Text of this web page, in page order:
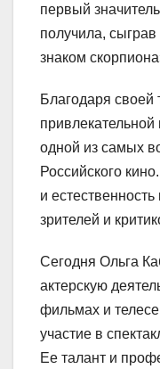
первый
получила,
знаком
Благодаря своей
одной из самых
Российского
и
зрителей и
Сегодня Ольга
актерскую
фильмах и
участие в
Ее талант и